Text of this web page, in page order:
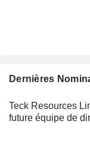
Dernières
Teck Resources
future équipe de